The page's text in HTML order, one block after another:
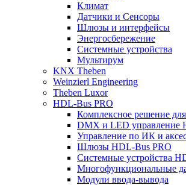
Климат
Датчики и Сенсоры
Шлюзы и интерфейсы
Энергосбережение
Системные устройства
Мультирум
KNX Theben
Weinzierl Engineering
Theben Luxor
HDL-Bus PRO
Комплексное решение
DMX и LED управление
Управление по ИК и
Шлюзы HDL-Bus PRO
Системные устройства
Многофункциональные
Модули ввода-вывода